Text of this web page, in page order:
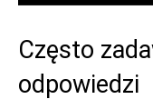
Często
odpowiedzi